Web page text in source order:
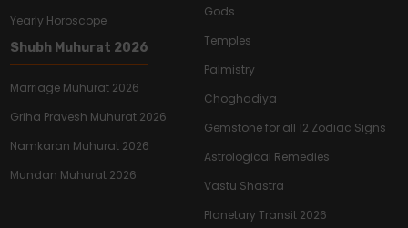
Yearly Horoscope
Shubh Muhurat 2026
Marriage Muhurat 2026
Griha Pravesh Muhurat 2026
Namkaran Muhurat 2026
Mundan Muhurat 2026
Gods
Temples
Palmistry
Choghadiya
Gemstone for all 12 Zodiac Signs
Astrological Remedies
Vastu Shastra
Planetary Transit 2026